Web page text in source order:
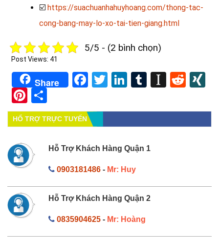
☑️ https://suachuanhahuyhoang.com/thong-tac-
cong-bang-may-lo-xo-tai-tien-giang.html
5/5 - (2 bình chọn)
Post Views: 41
Share Facebook
TwitterLinkedIn
Tumblr
Pinterest
HỔ TRỢ TRỰC TUYẾN
Hỗ Trợ Khách Hàng Quận 1
0903181486- Mr: Huy
Hỗ Trợ Khách Hàng Quận 2
0835904625- Mr: Hoàng